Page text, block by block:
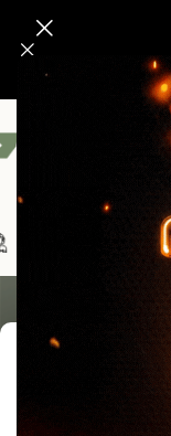
Filtrar Por Cor